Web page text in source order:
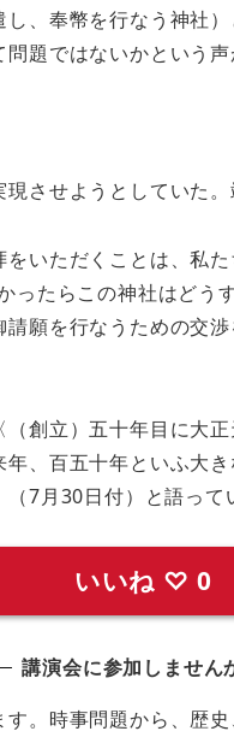
し、奉幣を行なう神社
題ではないかという声
させようとしていた。
をいただくことは、私
ったらこの神社はどう
願を行なうための交
創立）五十年目に大
、百五十年といふ大
7月30日付）と語って
いいね ♡ 0
講演会に参加しません
。時事問題から、歴